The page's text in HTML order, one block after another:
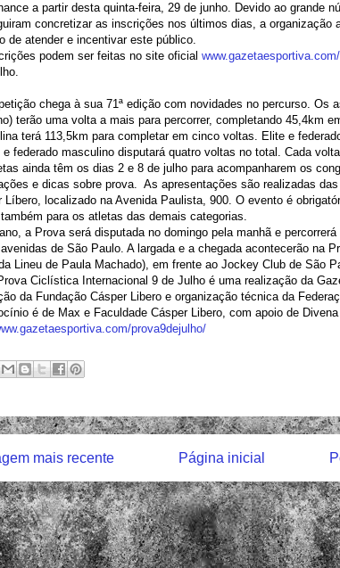
a partir desta quinta-feira, 29 de junho. Devido ao grande
concretizar as inscrições nos últimos dias, a organização
de atender e incentivar este público.
podem ser feitas no site oficial www.gazetaesportiva.com/
chega à sua 71ª edição com novidades no percurso. Os
terão uma volta a mais para percorrer, completando 45,4km
terá 113,5km para completar em cinco voltas. Elite e
federado masculino disputará quatro voltas no total. Cada
ainda têm os dias 2 e 8 de julho para acompanharem os
e dicas sobre prova. As apresentações são realizadas
Líbero, localizado na Avenida Paulista, 900. O evento é
para os atletas das demais categorias.
a Prova será disputada no domingo pela manhã e
de São Paulo. A largada e a chegada acontecerão na
Lineu de Paula Machado), em frente ao Jockey Club de São
Ciclística Internacional 9 de Julho é uma realização da
da Fundação Cásper Libero e organização técnica da
é de Max e Faculdade Cásper Libero, com apoio de
prova9dejulho/
mais recente Página inicial